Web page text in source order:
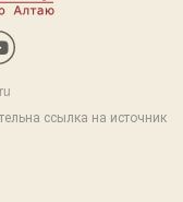
ссылка на источник